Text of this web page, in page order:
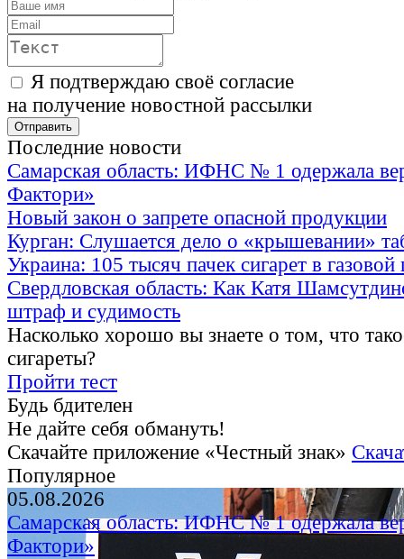
Я подтверждаю своё согласие
на получение новостной рассылки
Последние новости
Самарская область: ИФНС № 1 одержала
Фактори»
Новый закон о запрете опасной продукции
Курган: Слушается дело о «крышевании»
Украина: 105 тысяч пачек сигарет в газовой
Свердловская область: Как Катя
штраф и судимость
Насколько хорошо вы знаете о том, что
сигареты?
Пройти тест
Будь бдителен
Не дайте себя обмануть!
Скачайте приложение «Честный знак»
Популярное
05.08.2026
Самарская область: ИФНС № 1 одержала
Фактори»